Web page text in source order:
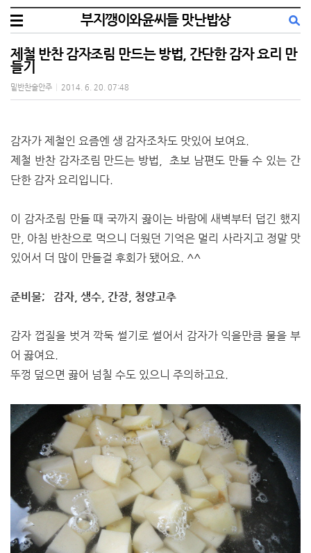
부지깽이와윤씨들 맛난밥상
제철 반찬 감자조림 만드는 방법, 간단한 감자 요리 만
들기
밑반찬술안주 2014. 6. 20. 07:48
감자가 제철인 요즘엔 생 감자조차도 맛있어 보여요.
제철 반찬 감자조림 만드는 방법, 초보 남편도 만들 수 있는 간
단한 감자 요리입니다.
이 감자조림 만들 때 국까지 끓이는 바람에 새벽부터 덥긴 했지
만, 아침 반찬으로 먹으니 더웠던 기억은 멀리 사라지고 정말 맛
있어서 더 많이 만들걸 후회가 됐어요. ^^
준비물; 감자, 생수, 간장, 청양고추
감자 껍질을 벗겨 깍둑 썰기로 썰어서 감자가 익을만큼 물을 부
어 끓여요.
뚜껑 덮으면 끓어 넘칠 수도 있으니 주의하고요.